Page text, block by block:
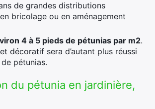
de grandes distributions
bricolage ou en aménagement
4 à 5 pieds de pétunias par m2.
décoratif sera d’autant plus réussi
pétunias.
du pétunia en jardinière,